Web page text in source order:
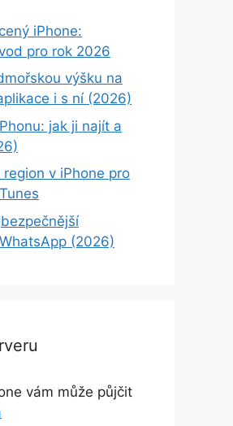
iPhone:
pro rok 2026
výšku na
i s ní (2026)
jak ji najít a
v iPhone pro
(2026)
vám může půjčit